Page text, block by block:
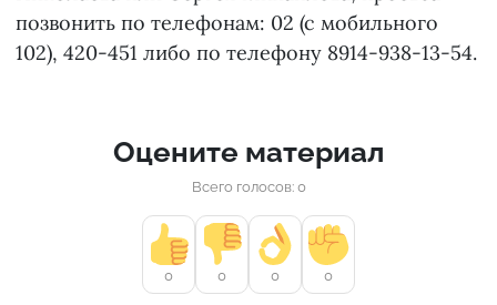
позвонить по телефонам: 02 (с мобильного
102), 420-451 либо по телефону 8914-938-13-54.
Оцените материал
Всего голосов: 0
0 0 0 0